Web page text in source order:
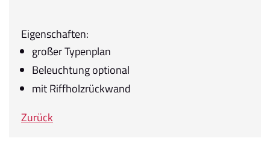
Eigenschaften:
großer Typenplan
Beleuchtung optional
mit Riffholzrückwand
Zurück